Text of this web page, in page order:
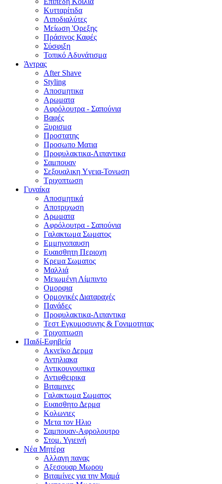
Κυτταρίτιδα
Λιποδιαλύτες
Μείωση 'Ορεξης
Πράσινος Καφές
Σύσφιξη
Τοπικό Αδυνάτισμα
Άντρας
After Shave
Styling
Αποσμητικα
Αρωματα
Αφρόλουτρα - Σαπούνια
Βαφές
Ξυρισμα
Προστατης
Προσωπο Ματια
Προφυλακτικα-Λιπαντικα
Σαμπουαν
Σεξουαλικη Yγεια-Τονωση
Τριχοπτωση
Γυναίκα
Αποσμητικά
Αποτριχωση
Αρωματα
Αφρόλουτρα - Σαπούνια
Γαλακτωμα Σωματος
Εμμηνοπαυση
Ευαισθητη Περιοχη
Κρεμα Σωματος
Μαλλιά
Μειωμένη Λίμπιντο
Ομορφια
Ορμονικές Διαταραχές
Πανάδες
Προφυλακτικα-Λιπαντικα
Τεστ Εγκυμοσυνης & Γονιμοτητας
Τριχοπτωση
Παιδί-Εφηβεία
Ακνεϊκο Δερμα
Αντηλιακα
Αντικουνουπικα
Αντιφθειρικα
Βιταμινες
Γαλακτωμα Σωματος
Ευαισθητο Δερμα
Κολωνιες
Μετα τον Ηλιο
Σαμπουαν-Αφρολουτρο
Στομ. Υγιεινή
Νέα Μητέρα
Αλλαγη πανας
Αξεσουαρ Μωρου
Βιταμίνες για την Μαμά